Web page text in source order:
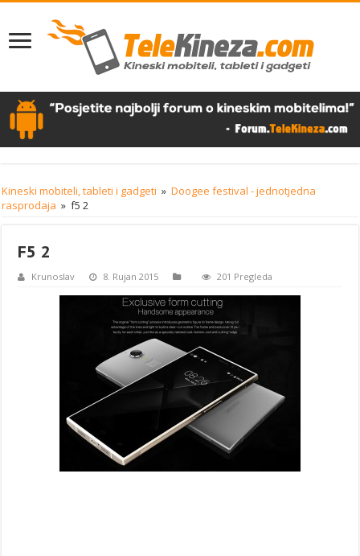
Kineski mobiteli, tableti i gadgeti » Doogee festival - jednotjedna
rasprodaja » f5 2
F5 2
Krunoslav 8. Rujan 2015 201 Pregleda